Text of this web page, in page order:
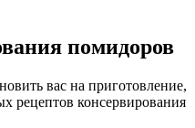
помидоров
вас на приготовление,
рецептов консервирования